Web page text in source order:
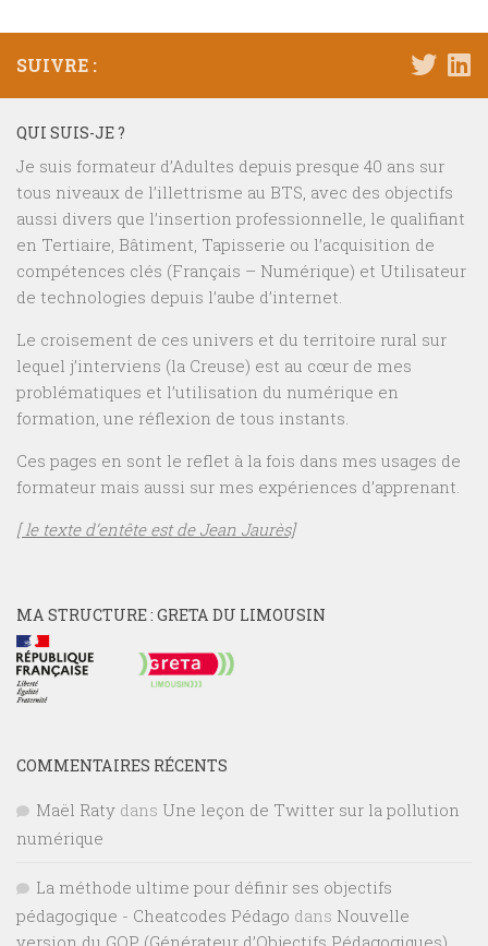
SUIVRE :
QUI SUIS-JE ?
Je suis formateur d’Adultes depuis presque 40 ans sur
tous niveaux de l’illettrisme au BTS, avec des objectifs
aussi divers que l’insertion professionnelle, le qualifiant
en Tertiaire, Bâtiment, Tapisserie ou l’acquisition de
compétences clés (Français – Numérique) et Utilisateur
de technologies depuis l’aube d’internet.
Le croisement de ces univers et du territoire rural sur
lequel j’interviens (la Creuse) est au cœur de mes
problématiques et l’utilisation du numérique en
formation, une réflexion de tous instants.
Ces pages en sont le reflet à la fois dans mes usages de
formateur mais aussi sur mes expériences d’apprenant.
[ le texte d’entête est de Jean Jaurès]
MA STRUCTURE : GRETA DU LIMOUSIN
COMMENTAIRES RÉCENTS
Maël Raty dans Une leçon de Twitter sur la pollution
numérique
La méthode ultime pour définir ses objectifs
pédagogique - Cheatcodes Pédago dans Nouvelle